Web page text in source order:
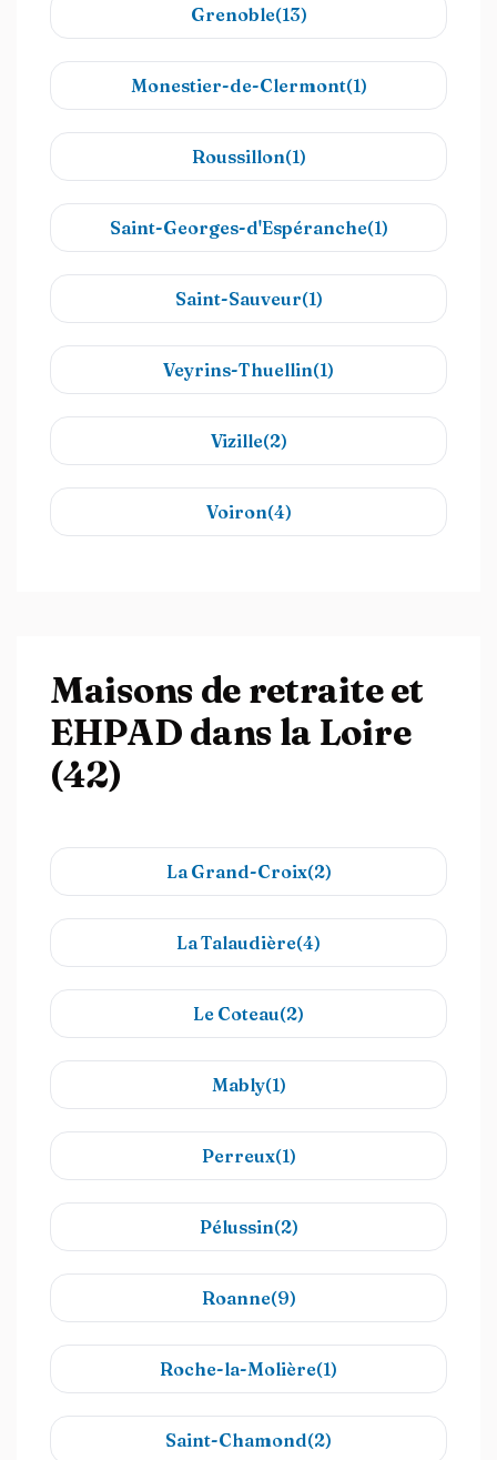
Grenoble(13)
Monestier-de-Clermont(1)
Roussillon(1)
Saint-Georges-d'Espéranche(1)
Saint-Sauveur(1)
Veyrins-Thuellin(1)
Vizille(2)
Voiron(4)
Maisons de retraite et
EHPAD dans la Loire
(42)
La Grand-Croix(2)
La Talaudière(4)
Le Coteau(2)
Mably(1)
Perreux(1)
Pélussin(2)
Roanne(9)
Roche-la-Molière(1)
Saint-Chamond(2)